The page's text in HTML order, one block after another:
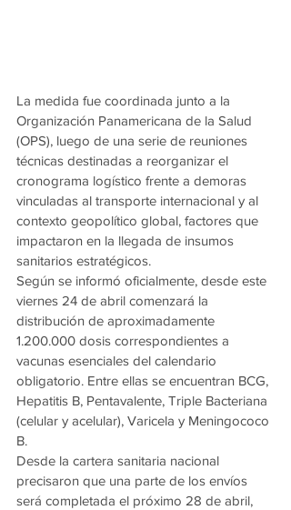
La medida fue coordinada junto a la
Organización Panamericana de la Salud
(OPS), luego de una serie de reuniones
técnicas destinadas a reorganizar el
cronograma logístico frente a demoras
vinculadas al transporte internacional y al
contexto geopolítico global, factores que
impactaron en la llegada de insumos
sanitarios estratégicos.
Según se informó oficialmente, desde este
viernes 24 de abril comenzará la
distribución de aproximadamente
1.200.000 dosis correspondientes a
vacunas esenciales del calendario
obligatorio. Entre ellas se encuentran BCG,
Hepatitis B, Pentavalente, Triple Bacteriana
(celular y acelular), Varicela y Meningococo
B.
Desde la cartera sanitaria nacional
precisaron que una parte de los envíos
será completada el próximo 28 de abril,